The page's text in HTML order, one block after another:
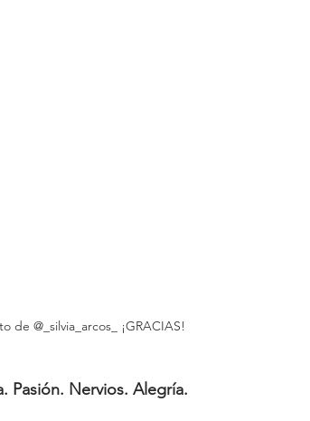
de @_silvia_arcos_ ¡GRACIAS!
Pasión. Nervios. Alegría.